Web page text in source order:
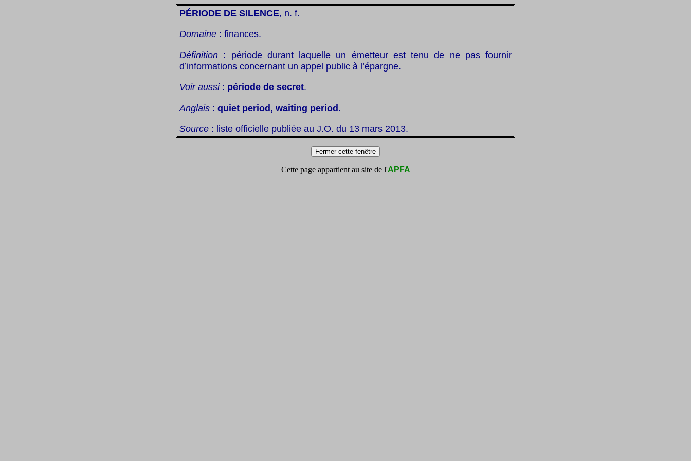
PÉRIODE DE SILENCE, n. f.
Domaine : finances.
Définition : période durant laquelle un émetteur est tenu de ne pas fournir
d’informations concernant un appel public à l’épargne.
Voir aussi: période de secret.
Anglais : quiet period, waiting period.
Source : liste officielle publiée au J.O. du 13 mars 2013.
Cette page appartient au site de l'APFA